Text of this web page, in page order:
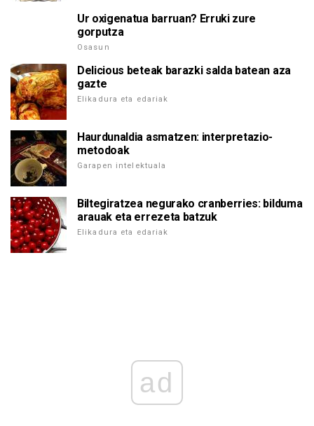
Ur oxigenatua barruan? Erruki zure
gorputza
Osasun
Delicious beteak barazki salda batean aza
gazte
Elikadura eta edariak
Haurdunaldia asmatzen: interpretazio-
metodoak
Garapen intelektuala
Biltegiratzea negurako cranberries: bilduma
arauak eta errezeta batzuk
Elikadura eta edariak
ad